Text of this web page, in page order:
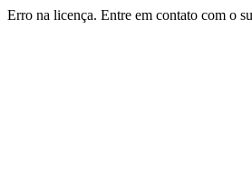
Erro na licença. Entre em contato com o